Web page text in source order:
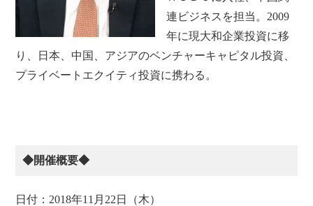
連ビジネスを担当。2009
年に現大和企業投資に移
り、日本、中国、アジアのベンチャーキャピタル投資、
プライベートエクイティ投資に携わる。
◆開催概要◆
日付：2018年11月22日（木）